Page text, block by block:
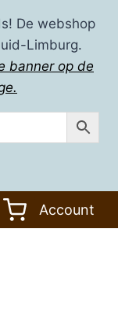
De webshop
Limburg.
banner op de
Account